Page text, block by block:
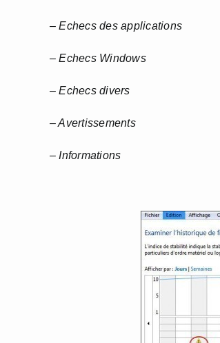
– Echecs des applications
– Echecs Windows
– Echecs divers
– Avertissements
– Informations